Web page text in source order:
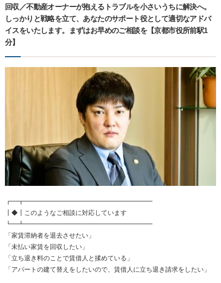
回収／不動産オーナーが抱えるトラブルを小さいうちに解決へ。
しっかりと戦略を立て、あなたのサポート役として適切なアドバ
イスをいたします。まずはお早めのご相談を【京都市役所前駅1
分】
┏━┳━━━━━━━━━━━━━━━━━━━━
┃◆┃このようなご相談に対応しています
┗━┻━━━━━━━━━━━━━━━━━━━━
「家賃滞納者を退去させたい」
「未払い家賃を回収したい」
「立ち退き料のことで賃借人と揉めている」
「アパートの建て替えをしたいので、賃借人に立ち退き請求をしたい」